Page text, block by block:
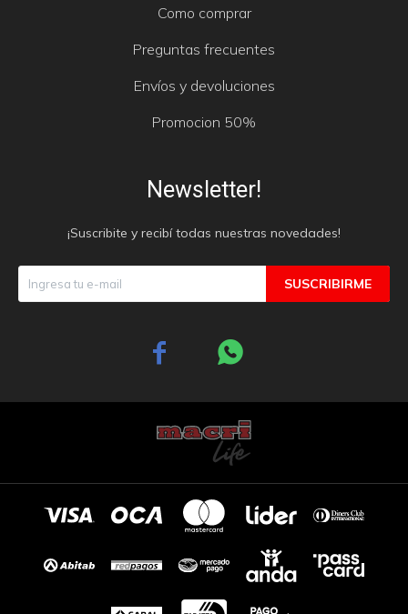
Como comprar
Preguntas frecuentes
Envíos y devoluciones
Promocion 50%
Newsletter!
¡Suscribite y recibí todas nuestras novedades!
SUSCRIBIRME
 